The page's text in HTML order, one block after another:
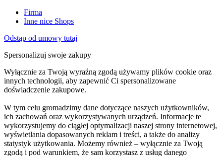
Firma
Inne nice Shops
Odstąp od umowy tutaj
Spersonalizuj swoje zakupy
Wyłącznie za Twoją wyraźną zgodą używamy plików cookie oraz
innych technologii, aby zapewnić Ci spersonalizowane
doświadczenie zakupowe.
W tym celu gromadzimy dane dotyczące naszych użytkowników,
ich zachowań oraz wykorzystywanych urządzeń. Informacje te
wykorzystujemy do ciągłej optymalizacji naszej strony internetowej,
wyświetlania dopasowanych reklam i treści, a także do analizy
statystyk użytkowania. Możemy również – wyłącznie za Twoją
zgodą i pod warunkiem, że sam korzystasz z usług danego